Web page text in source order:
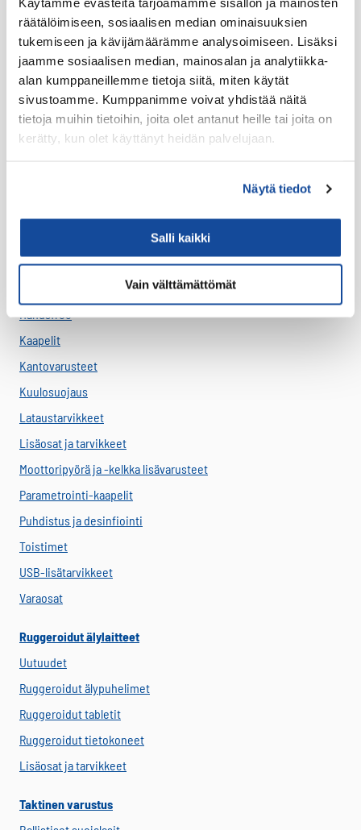
räätälöimiseen, sosiaalisen median ominaisuuksien
tukemiseen ja kävijämäärämme analysoimiseen. Lisäksi
jaamme sosiaalisen median, mainosalan ja analytiikka-
alan kumppaneillemme tietoja siitä, miten käytät
sivustoamme. Kumppanimme voivat yhdistää näitä
tietoja muihin tietoihin, joita olet antanut heille tai joita on
kerätty, kun olet käyttänyt heidän palvelujaan.
Näytä tiedot
Salli kaikki
Vain välttämättömät
Suojakuoret
Varaosat
Varavirtalähteet
Virve
VIRVE -päätelaitteet
Asennus
Kaapelit
Kantovarusteet
Kuulosuojaus
Lataustarvikkeet
Lisäosat ja tarvikkeet
Moottoripyörä ja -kelkka lisävarusteet
Parametrointi-kaapelit
Puhdistus ja desinfiointi
Toistimet
USB-lisätarvikkeet
Varaosat
Ruggeroidut älylaitteet
Uutuudet
Ruggeroidut älypuhelimet
Ruggeroidut tabletit
Ruggeroidut tietokoneet
Lisäosat ja tarvikkeet
Taktinen varustus